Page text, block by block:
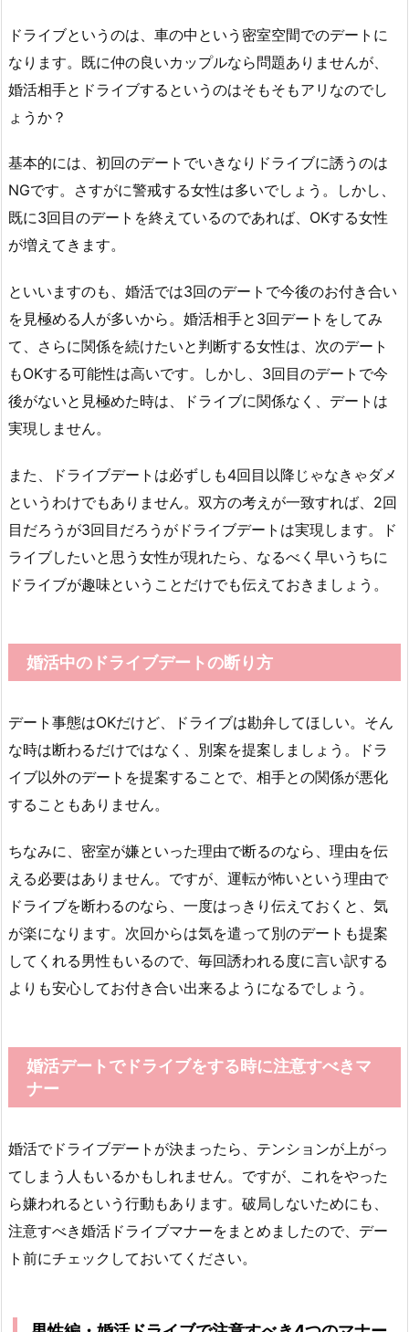
ドライブというのは、車の中という密室空間でのデートに
なります。既に仲の良いカップルなら問題ありませんが、
婚活相手とドライブするというのはそもそもアリなのでし
ょうか？
基本的には、初回のデートでいきなりドライブに誘うのは
NGです。さすがに警戒する女性は多いでしょう。しかし、
既に3回目のデートを終えているのであれば、OKする女性
が増えてきます。
といいますのも、婚活では3回のデートで今後のお付き合い
を見極める人が多いから。婚活相手と3回デートをしてみ
て、さらに関係を続けたいと判断する女性は、次のデート
もOKする可能性は高いです。しかし、3回目のデートで今
後がないと見極めた時は、ドライブに関係なく、デートは
実現しません。
また、ドライブデートは必ずしも4回目以降じゃなきゃダメ
というわけでもありません。双方の考えが一致すれば、2回
目だろうが3回目だろうがドライブデートは実現します。ド
ライブしたいと思う女性が現れたら、なるべく早いうちに
ドライブが趣味ということだけでも伝えておきましょう。
婚活中のドライブデートの断り方
デート事態はOKだけど、ドライブは勘弁してほしい。そん
な時は断わるだけではなく、別案を提案しましょう。ドラ
イブ以外のデートを提案することで、相手との関係が悪化
することもありません。
ちなみに、密室が嫌といった理由で断るのなら、理由を伝
える必要はありません。ですが、運転が怖いという理由で
ドライブを断わるのなら、一度はっきり伝えておくと、気
が楽になります。次回からは気を遣って別のデートも提案
してくれる男性もいるので、毎回誘われる度に言い訳する
よりも安心してお付き合い出来るようになるでしょう。
婚活デートでドライブをする時に注意すべきマ
ナー
婚活でドライブデートが決まったら、テンションが上がっ
てしまう人もいるかもしれません。ですが、これをやった
ら嫌われるという行動もあります。破局しないためにも、
注意すべき婚活ドライブマナーをまとめましたので、デー
ト前にチェックしておいてください。